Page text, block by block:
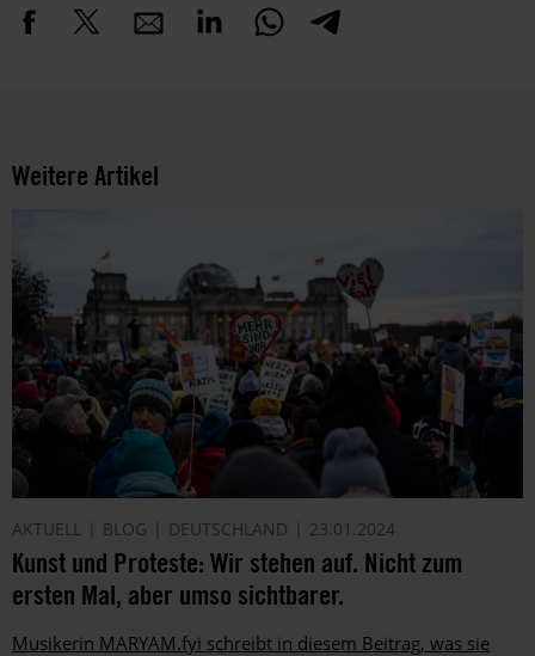
Weitere Artikel
AKTUELL BLOG DEUTSCHLAND 23.01.2024
Kunst und Proteste: Wir stehen auf. Nicht zum
ersten Mal, aber umso sichtbarer.
Musikerin MARYAM.fyi schreibt in diesem Beitrag, was sie